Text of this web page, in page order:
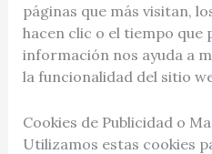
páginas que más visitan,
hacen clic o el tiempo que
información nos ayuda a
la funcionalidad del sitio
Cookies de Publicidad o
Utilizamos estas cookies